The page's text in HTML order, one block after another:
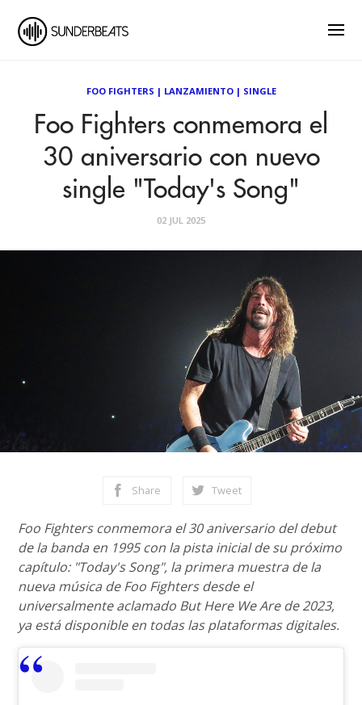
FOO FIGHTERS | LANZAMIENTO| SINGLE
Foo Fighters conmemora el
30 aniversario con nuevo
single "Today's Song"
02 JUL 2025
Share Tweet
Foo Fighters conmemora el 30 aniversario del debut
de la banda en 1995 con la pista inicial de su próximo
capítulo: "Today's Song", la primera muestra de la
nueva música de Foo Fighters desde el
universalmente aclamado But Here We Are de 2023,
ya está disponible en todas las plataformas digitales.